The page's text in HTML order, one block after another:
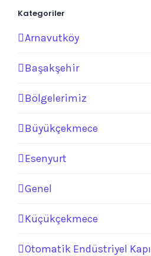
Kategoriler
Arnavutköy
Başakşehir
Bölgelerimiz
Büyükçekmece
Esenyurt
Genel
Küçükçekmece
Otomatik Endüstriyel Kapı